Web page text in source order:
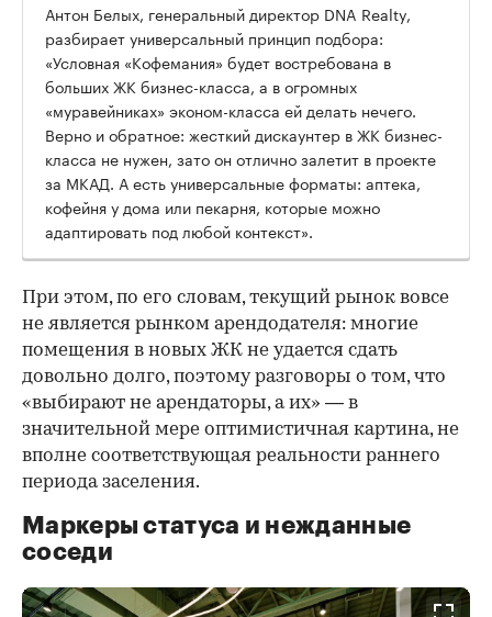
Антон Белых, генеральный директор DNA Realty,
разбирает универсальный принцип подбора:
«Условная «Кофемания» будет востребована в
больших ЖК бизнес-класса, а в огромных
«муравейниках» эконом-класса ей делать нечего.
Верно и обратное: жесткий дискаунтер в ЖК бизнес-
класса не нужен, зато он отлично залетит в проекте
за МКАД. А есть универсальные форматы: аптека,
кофейня у дома или пекарня, которые можно
адаптировать под любой контекст».
При этом, по его словам, текущий рынок вовсе
не является рынком арендодателя: многие
помещения в новых ЖК не удается сдать
довольно долго, поэтому разговоры о том, что
«выбирают не арендаторы, а их» — в
значительной мере оптимистичная картина, не
вполне соответствующая реальности раннего
периода заселения.
Маркеры статуса и нежданные
соседи